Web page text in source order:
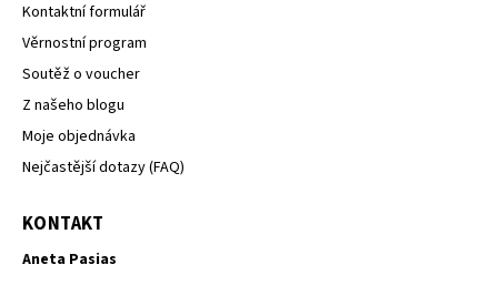
Kontaktní formulář
Věrnostní program
Soutěž o voucher
Z našeho blogu
Moje objednávka
Nejčastější dotazy (FAQ)
KONTAKT
Aneta Pasias